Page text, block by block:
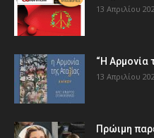
13 Απριλίου
“Η Αρμονία
13 Απριλίου
Πρώιμη